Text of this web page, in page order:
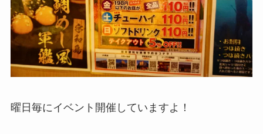
曜日毎にイベント開催していますよ！